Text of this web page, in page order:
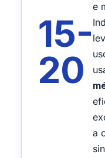
15-
20
e
a